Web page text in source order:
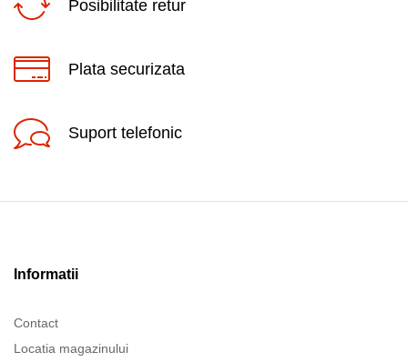
Posibilitate retur
Plata securizata
Suport telefonic
Informatii
Contact
Locatia magazinului